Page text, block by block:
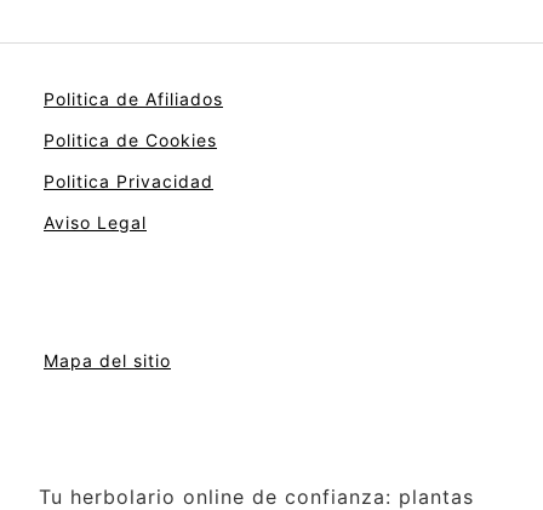
Politica de Afiliados
Politica de Cookies
Politica Privacidad
Aviso Legal
Mapa del sitio
Tu herbolario online de confianza: plantas